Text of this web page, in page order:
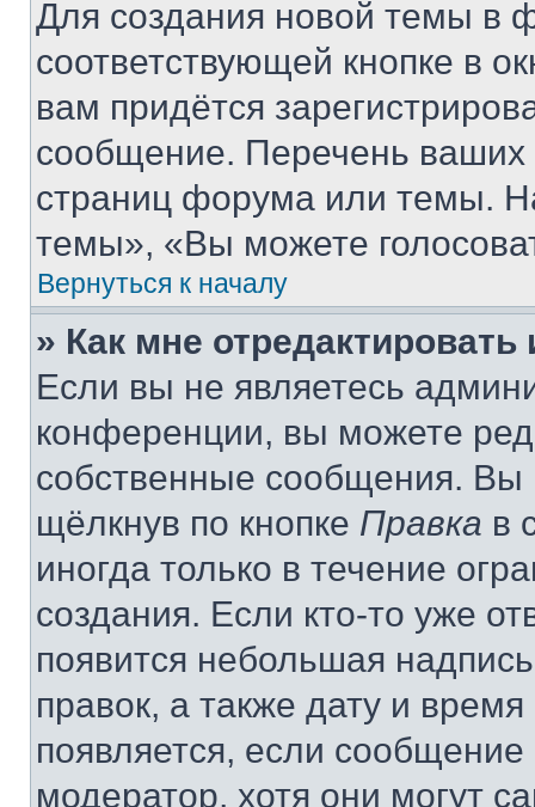
Для создания новой темы в
соответствующей кнопке в
вам придётся
сообщение. Перечень ваших
страниц форума или темы.
темы», «Вы можете
Вернуться к началу
» Как мне
Если вы не являетесь
конференции, вы можете
собственные сообщения. Вы
щёлкнув по кнопке Правка в
иногда только в течение
создания. Если кто-то уже
появится небольшая
правок, а также дату и
появляется, если
модератор, хотя они могут